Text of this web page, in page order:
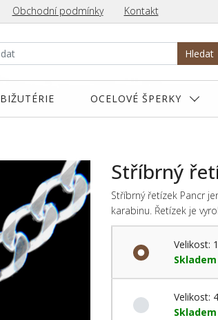
Obchodní podmínky Kontakt
Hledat
BIŽUTÉRIE OCELOVÉ ŠPERKY
Stříbrný
Stříbrný řetízek Pancr
karabinu. Řetízek je
Velikost:
Skladem
Velikost:
Skladem